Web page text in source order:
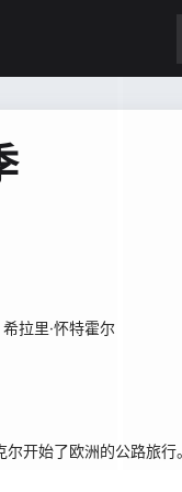
希拉里·怀特霍尔
始了欧洲的公路旅行